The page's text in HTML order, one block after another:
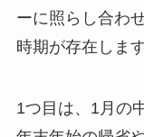
ーに照らし合わ
時期が存在します
1つ目は、1月の